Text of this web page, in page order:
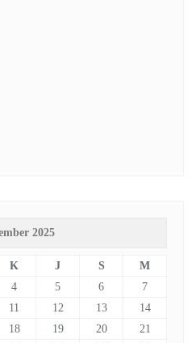
2025
K J S
M
4 5 6
7
11 12 13
14
18 19 20
21